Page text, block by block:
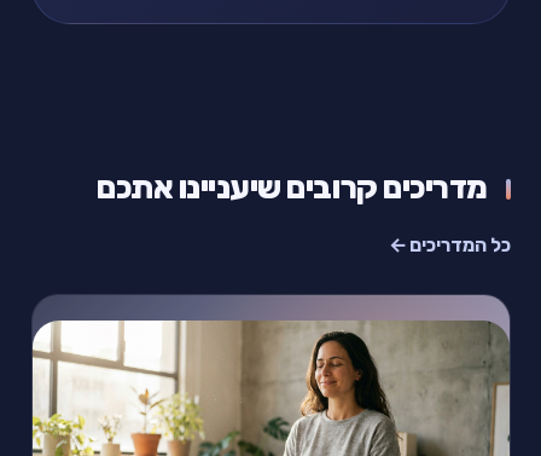
מדריכים קרובים שיעניינו אתכם
כל המדריכים ←